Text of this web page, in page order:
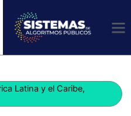
Latina y el Caribe,